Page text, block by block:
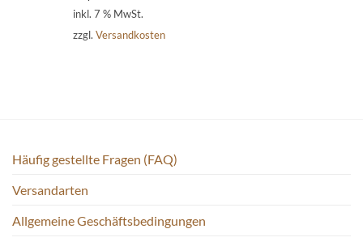
inkl. 7 % MwSt.
zzgl. Versandkosten
Häufig gestellte Fragen (FAQ)
Versandarten
Allgemeine Geschäftsbedingungen